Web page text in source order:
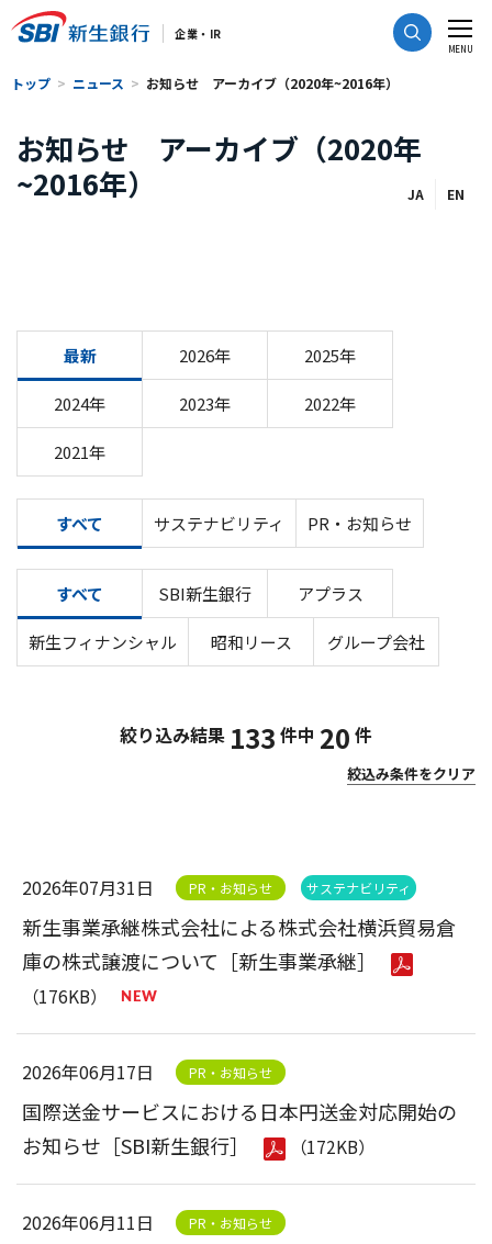
CLOSE
MENU
トップ ニュース お知らせ アーカイブ（2020年~2016年）
お知らせ アーカイブ（2020年
~2016年）
JA EN
最新 2026年 2025年
2024年 2023年 2022年
2021年
すべて サステナビリティ PR・お知らせ
すべて SBI新生銀行 アプラス
新生フィナンシャル 昭和リース グループ会社
絞込み条件をクリア
絞り込み結果 133 件中 20 件
2026年07月31日 PR・お知らせ サステナビリティ
新生事業承継株式会社による株式会社横浜貿易倉
庫の株式譲渡について［新生事業承継］
（176KB）
2026年06月17日 PR・お知らせ
国際送金サービスにおける日本円送金対応開始の
お知らせ［SBI新生銀行］
（172KB）
2026年06月11日 PR・お知らせ
企業・IR